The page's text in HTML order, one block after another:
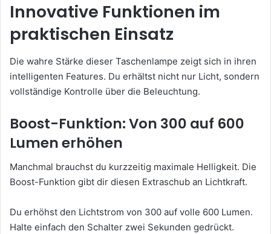
Innovative Funktionen im
praktischen Einsatz
Die wahre Stärke dieser Taschenlampe zeigt sich in ihren
intelligenten Features. Du erhältst nicht nur Licht, sondern
vollständige Kontrolle über die Beleuchtung.
Boost-Funktion: Von 300 auf 600
Lumen erhöhen
Manchmal brauchst du kurzzeitig maximale Helligkeit. Die
Boost-Funktion gibt dir diesen Extraschub an Lichtkraft.
Du erhöhst den Lichtstrom von 300 auf volle 600 Lumen.
Halte einfach den Schalter zwei Sekunden gedrückt.